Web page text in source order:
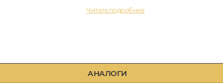
Читать подробнее
АНАЛОГИ